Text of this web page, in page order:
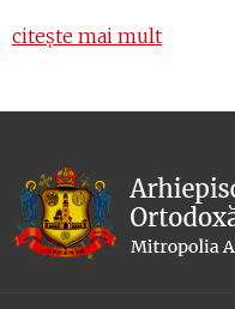
citește mai mult